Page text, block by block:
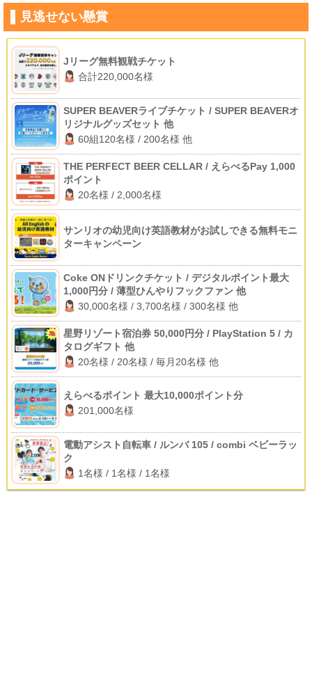
見逃せない懸賞
Jリーグ無料観戦チケット
合計220,000名様
SUPER BEAVERライブチケット / SUPER BEAVERオ
リジナルグッズセット 他
60組120名様 / 200名様 他
THE PERFECT BEER CELLAR / えらべるPay 1,000
ポイント
20名様 / 2,000名様
サンリオの幼児向け英語教材がお試しできる無料モニ
ターキャンペーン
Coke ONドリンクチケット / デジタルポイント最大
1,000円分 / 薄型ひんやりフックファン 他
30,000名様 / 3,700名様 / 300名様 他
星野リゾート宿泊券 50,000円分 / PlayStation 5 / カ
タログギフト 他
20名様 / 20名様 / 毎月20名様 他
えらべるポイント 最大10,000ポイント分
201,000名様
電動アシスト自転車 / ルンバ 105 / combi ベビーラッ
ク
1名様 / 1名様 / 1名様